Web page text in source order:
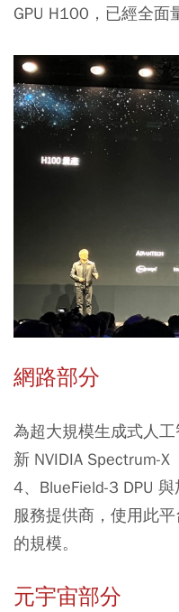
GPU H100，已經全面
網路部分
為超大規模生成式人
新 NVIDIA Spectrum-X
4、BlueField-3 DPU
服務提供商，使用此
的規模。
元宇宙部分